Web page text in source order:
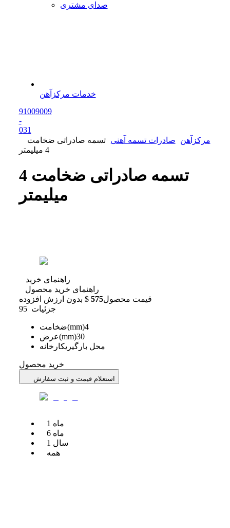
صدای مشتری
خدمات مرکزآهن
91009009
-
031
مرکزآهن
صادرات تسمه آهنی
تسمه صادراتی ضخامت
4 میلیمتر
تسمه صادراتی ضخامت 4
میلیمتر
راهنمای خرید
راهنمای خرید محصول
قیمت محصول575
$ بدون ارزش افزوده
95 جزئیات
ضخامت(mm)4
عرض(mm)30
محل بارگیریکارخانه
خرید محصول
استعلام قیمت و ثبت سفارش
1 ماه
6 ماه
1 سال
همه